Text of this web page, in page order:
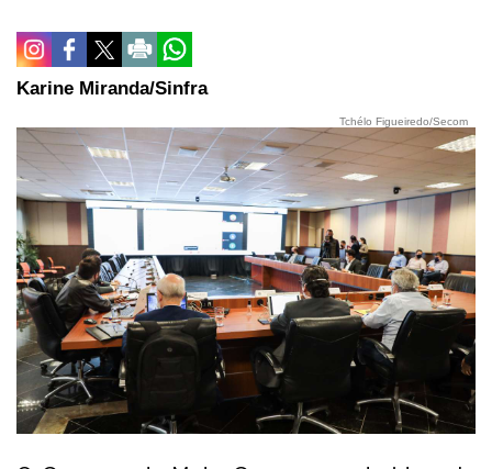
Karine Miranda/Sinfra
Tchélo Figueiredo/Secom